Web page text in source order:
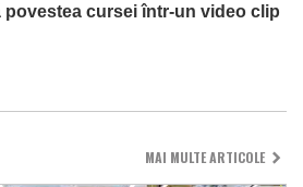
povestea cursei într-un video clip
MAI MULTE ARTICOLE